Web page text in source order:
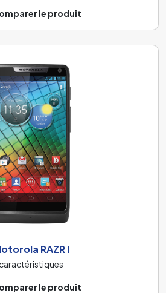
le produit
RAZR I
caractéristiques
le produit